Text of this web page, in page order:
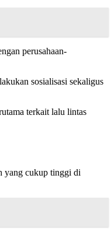
perusahaan-
sosialisasi sekaligus
terkait lalu lintas
yang cukup tinggi di